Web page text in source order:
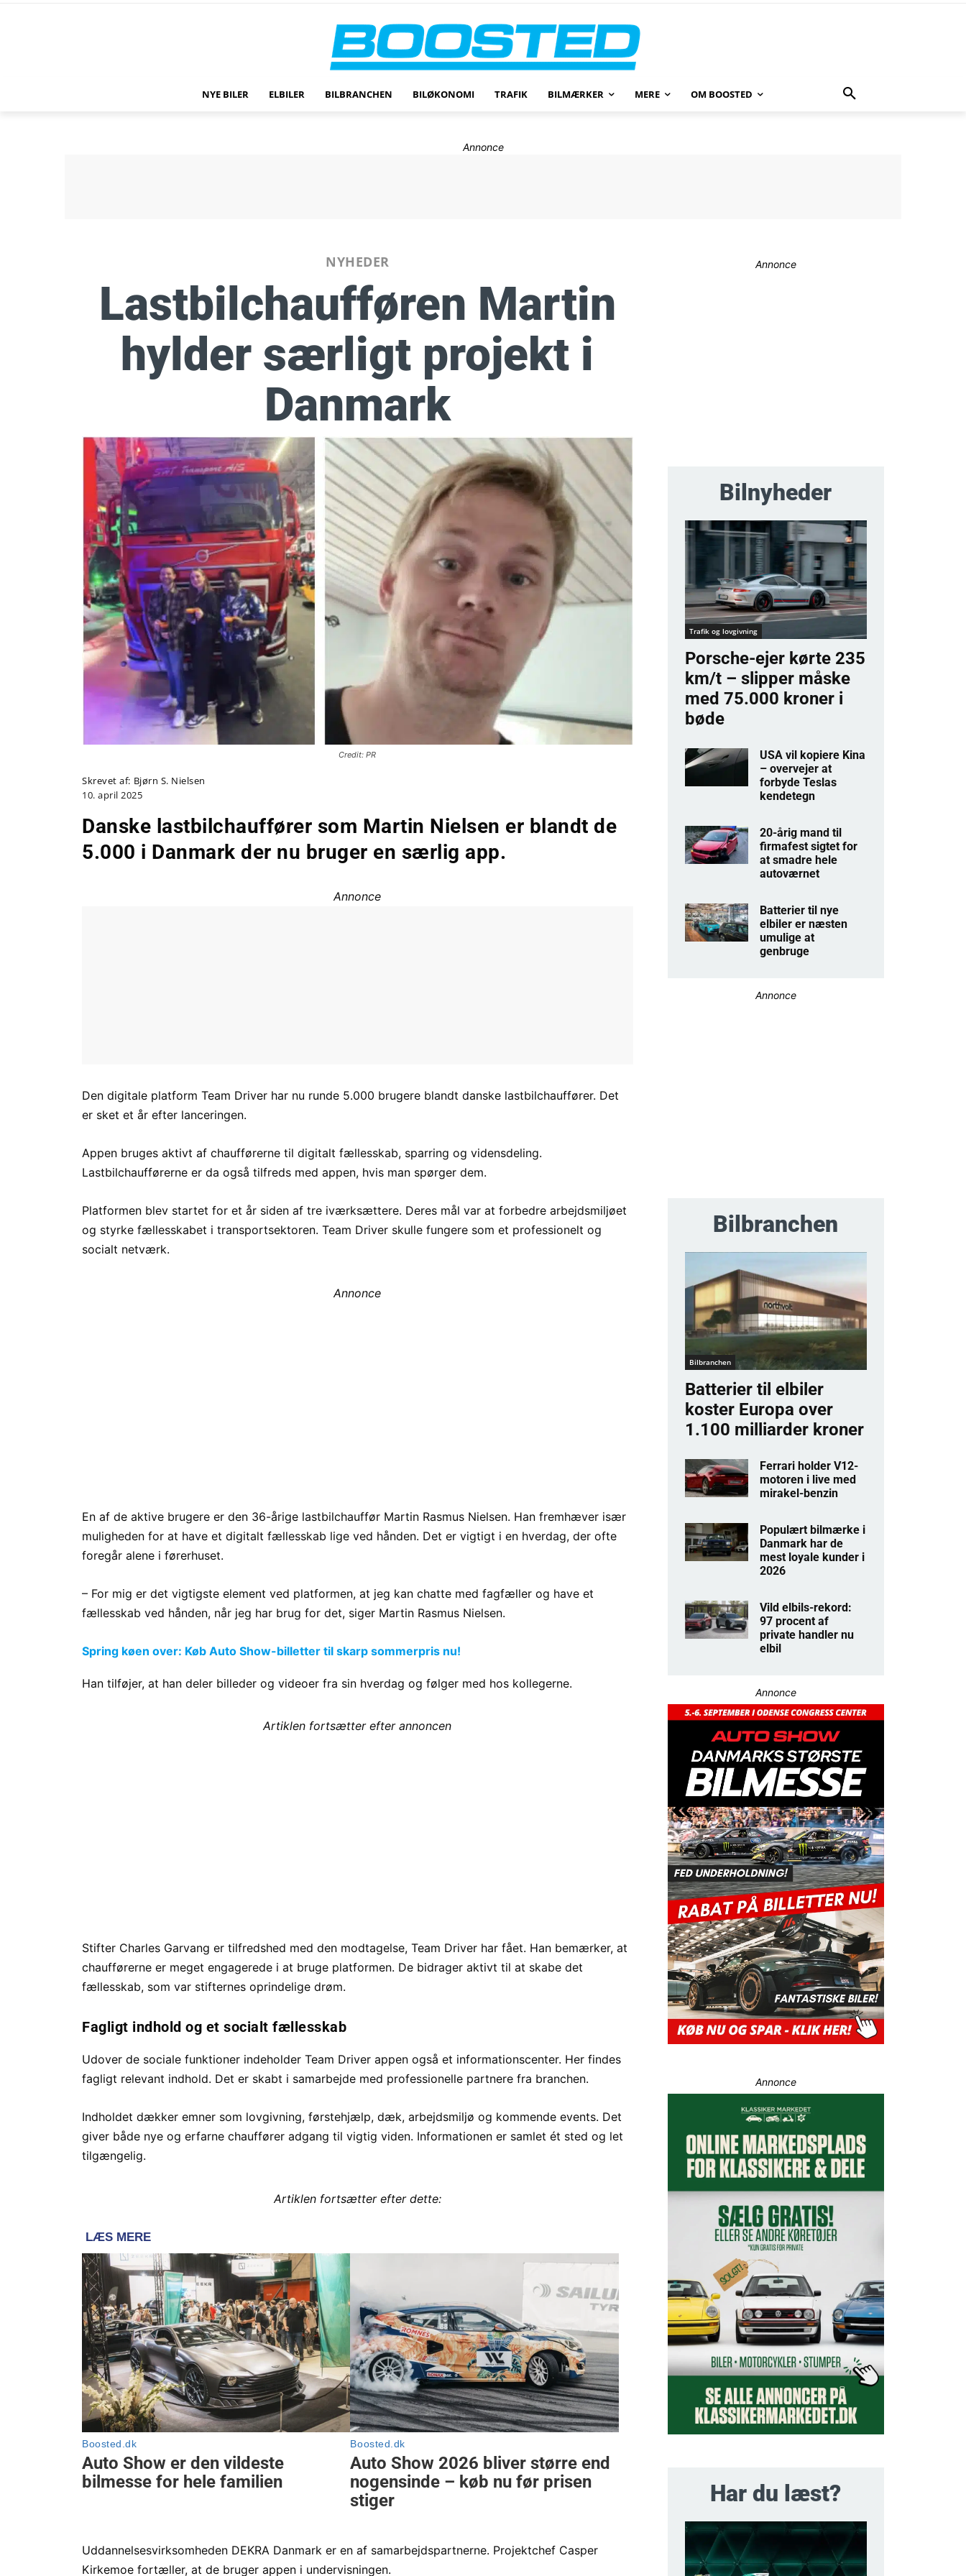
NYE BILER ELBILER BILBRANCHEN BILØKONOMI TRAFIK BILMÆRKER MERE OM BOOSTED
Annonce
NYHEDER
Lastbilchaufføren Martin
hylder særligt projekt i
Danmark
Credit: PR
Skrevet af: Bjørn S. Nielsen
10. april 2025
Danske lastbilchauffører som Martin Nielsen er blandt de
5.000 i Danmark der nu bruger en særlig app.
Annonce
Den digitale platform Team Driver har nu runde 5.000 brugere blandt danske lastbilchauffører. Det
er sket et år efter lanceringen.
Appen bruges aktivt af chaufførerne til digitalt fællesskab, sparring og vidensdeling.
Lastbilchaufførerne er da også tilfreds med appen, hvis man spørger dem.
Platformen blev startet for et år siden af tre iværksættere. Deres mål var at forbedre arbejdsmiljøet
og styrke fællesskabet i transportsektoren. Team Driver skulle fungere som et professionelt og
socialt netværk.
Annonce
En af de aktive brugere er den 36-årige lastbilchauffør Martin Rasmus Nielsen. Han fremhæver især
muligheden for at have et digitalt fællesskab lige ved hånden. Det er vigtigt i en hverdag, der ofte
foregår alene i førerhuset.
– For mig er det vigtigste element ved platformen, at jeg kan chatte med fagfæller og have et
fællesskab ved hånden, når jeg har brug for det, siger Martin Rasmus Nielsen.
Spring køen over: Køb Auto Show-billetter til skarp sommerpris nu!
Han tilføjer, at han deler billeder og videoer fra sin hverdag og følger med hos kollegerne.
Artiklen fortsætter efter annoncen
Stifter Charles Garvang er tilfredshed med den modtagelse, Team Driver har fået. Han bemærker, at
chaufførerne er meget engagerede i at bruge platformen. De bidrager aktivt til at skabe det
fællesskab, som var stifternes oprindelige drøm.
Fagligt indhold og et socialt fællesskab
Udover de sociale funktioner indeholder Team Driver appen også et informationscenter. Her findes
fagligt relevant indhold. Det er skabt i samarbejde med professionelle partnere fra branchen.
Indholdet dækker emner som lovgivning, førstehjælp, dæk, arbejdsmiljø og kommende events. Det
giver både nye og erfarne chauffører adgang til vigtig viden. Informationen er samlet ét sted og let
tilgængelig.
Artiklen fortsætter efter dette:
Uddannelsesvirksomheden DEKRA Danmark er en af samarbejdspartnerne. Projektchef Casper
Kirkemoe fortæller, at de bruger appen i undervisningen.
Annonce
Bilnyheder
Trafik og lovgivning
Porsche-ejer kørte 235
km/t – slipper måske
med 75.000 kroner i
bøde
USA vil kopiere Kina
– overvejer at
forbyde Teslas
kendetegn
20-årig mand til
firmafest sigtet for
at smadre hele
autoværnet
Batterier til nye
elbiler er næsten
umulige at
genbruge
Annonce
Bilbranchen
Bilbranchen
Batterier til elbiler
koster Europa over
1.100 milliarder kroner
Ferrari holder V12-
motoren i live med
mirakel-benzin
Populært bilmærke i
Danmark har de
mest loyale kunder i
2026
Vild elbils-rekord:
97 procent af
private handler nu
elbil
Annonce
Annonce
Har du læst?